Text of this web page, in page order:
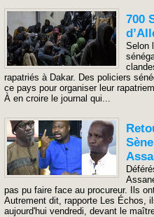
700
Selon
rapatriés à Dakar. Des policiers
ce pays pour organiser leur
À en croire le journal qui...
pas pu faire face au procureur. Ils
Autrement dit, rapporte Les Échos,
aujourd'hui vendredi, devant le